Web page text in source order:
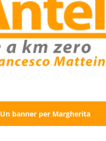
Un banner per Margherita